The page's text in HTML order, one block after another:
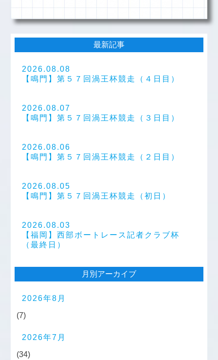
最新記事
2026.08.08
【鳴門】第５７回渦王杯競走（４日目）
2026.08.07
【鳴門】第５７回渦王杯競走（３日目）
2026.08.06
【鳴門】第５７回渦王杯競走（２日目）
2026.08.05
【鳴門】第５７回渦王杯競走（初日）
2026.08.03
【福岡】西部ボートレース記者クラブ杯
（最終日）
月別アーカイブ
2026年8月
(7)
2026年7月
(34)